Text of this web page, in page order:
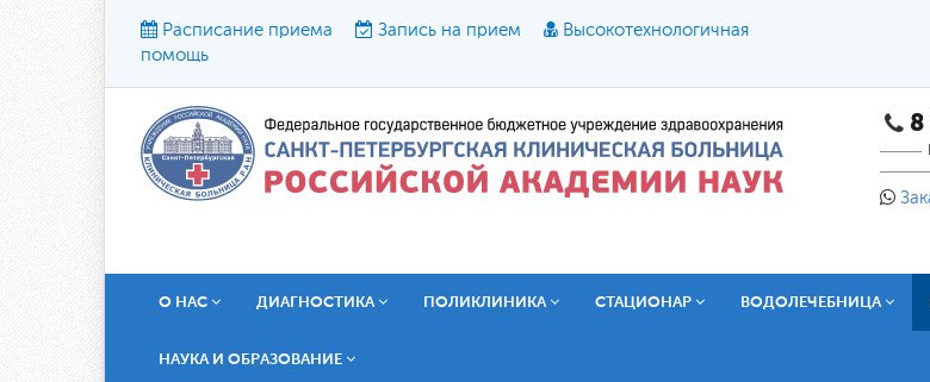
Расписание приема Запись на прием
Высокотехнологичная
помощь
Размер шрифта: A A A
Текст: Кириллица Брайль
8
О НАС ДИАГНОСТИКА ПОЛИКЛИНИКА СТАЦИОНАР ВОДОЛЕЧЕБНИЦА
НАУКА И ОБРАЗОВАНИЕ